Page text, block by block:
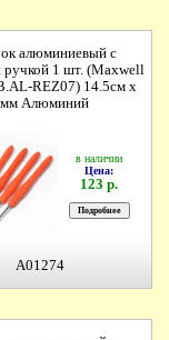
алюминиевый с
ручкой 1 шт. (Maxwell
REZ07) 14.5см х
Алюминий
в наличии
Цена:
123 р.
A01274